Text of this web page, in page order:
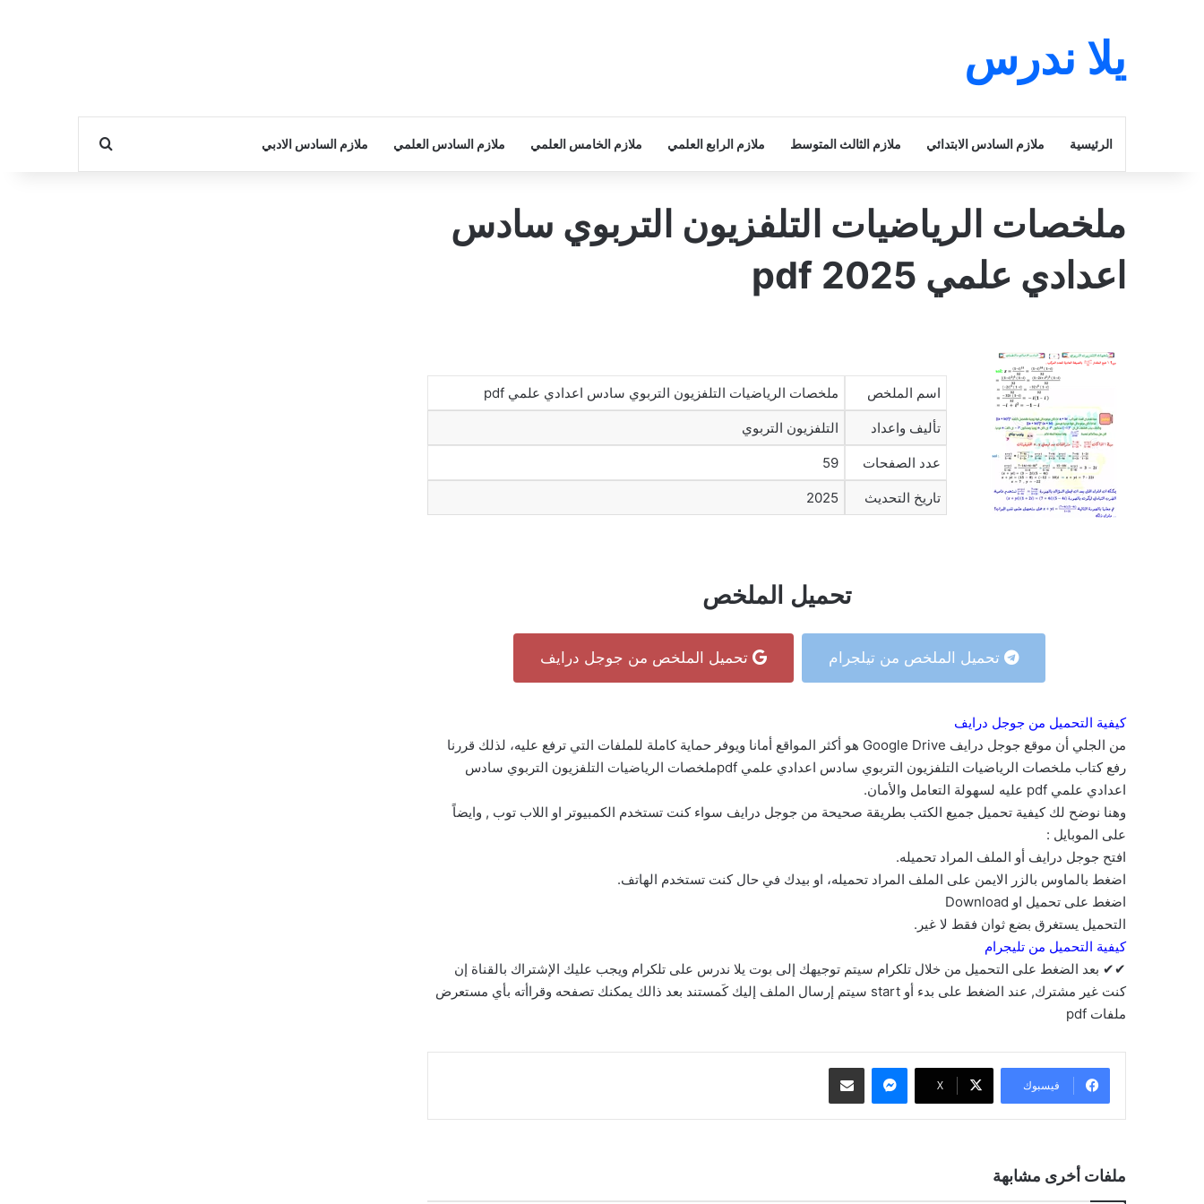
يلا ندرس
الرئيسية ملازم السادس الابتدائي ملازم الثالث المتوسط ملازم الرابع العلمي ملازم الخامس العلمي ملازم السادس العلمي ملازم السادس الادبي بحث عن
ملخصات الرياضيات التلفزيون التربوي سادس
اعدادي علمي 2025 pdf
اسم الملخص ملخصات الرياضيات التلفزيون التربوي سادس اعدادي علمي pdf
تأليف واعداد التلفزيون التربوي
عدد الصفحات 59
تاريخ التحديث 2025
تحميل الملخص
تحميل الملخص من تيلجرام تحميل الملخص من جوجل درايف
كيفية التحميل من جوجل درايف
من الجلي أن موقع جوجل درايف Google Drive هو أكثر المواقع أمانا ويوفر حماية كاملة للملفات التي ترفع عليه، لذلك قررنا
رفع كتاب ملخصات الرياضيات التلفزيون التربوي سادس اعدادي علمي pdfملخصات الرياضيات التلفزيون التربوي سادس
اعدادي علمي pdf عليه لسهولة التعامل والأمان.
وهنا نوضح لك كيفية تحميل جميع الكتب بطريقة صحيحة من جوجل درايف سواء كنت تستخدم الكمبيوتر او اللاب توب , وايضاً
على الموبايل :
افتح جوجل درايف أو الملف المراد تحميله.
اضغط بالماوس بالزر الايمن على الملف المراد تحميله، او بيدك في حال كنت تستخدم الهاتف.
اضغط على تحميل او Download
التحميل يستغرق بضع ثوان فقط لا غير.
كيفية التحميل من تليجرام
✔✔ بعد الضغط على التحميل من خلال تلكرام سيتم توجيهك إلى بوت يلا ندرس على تلكرام ويجب عليك الإشتراك بالقناة إن
كنت غير مشترك, عند الضغط على بدء أو start سيتم إرسال الملف إليك كَمستند بعد ذالك يمكنك تصفحه وقراأته بأي مستعرض
ملفات pdf
فيسبوك ‫X
ماسنجر مشاركة عبر البريد
ملفات أخرى مشابهة